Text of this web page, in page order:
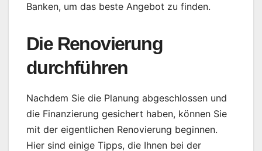
Banken, um das beste Angebot zu finden.
Die Renovierung
durchführen
Nachdem Sie die Planung abgeschlossen und
die Finanzierung gesichert haben, können Sie
mit der eigentlichen Renovierung beginnen.
Hier sind einige Tipps, die Ihnen bei der